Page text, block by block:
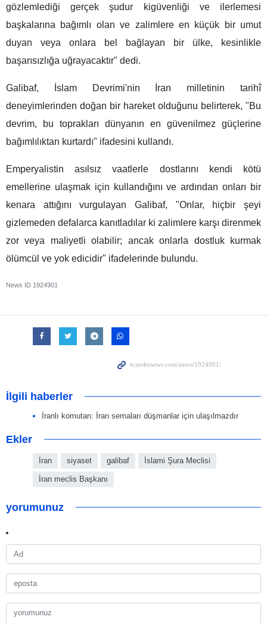
gözlemlediği gerçek şudur kigüvenliği ve ilerlemesi
başkalarına bağımlı olan ve zalimlere en küçük bir umut
duyan veya onlara bel bağlayan bir ülke, kesinlikle
başarısızlığa uğrayacaktır" dedi.
Galibaf, İslam Devrimi'nin İran milletinin tarihî
deneyimlerinden doğan bir hareket olduğunu belirterek, "Bu
devrim, bu toprakları dünyanın en güvenilmez güçlerine
bağımlılıktan kurtardı" ifadesini kullandı.
Emperyalistin asılsız vaatlerle dostlarını kendi kötü
emellerine ulaşmak için kullandığını ve ardından onları bir
kenara attığını vurgulayan Galibaf, "Onlar, hiçbir şeyi
gizlemeden defalarca kanıtladılar ki zalimlere karşı direnmek
zor veya maliyetli olabilir; ancak onlarla dostluk kurmak
ölümcül ve yok edicidir" ifadelerinde bulundu.
News ID 1924901
İlgili haberler
İranlı komutan: İran semaları düşmanlar için ulaşılmazdır
Ekler
İran siyaset galibaf İslami Şura Meclisi
İran meclis Başkanı
yorumunuz